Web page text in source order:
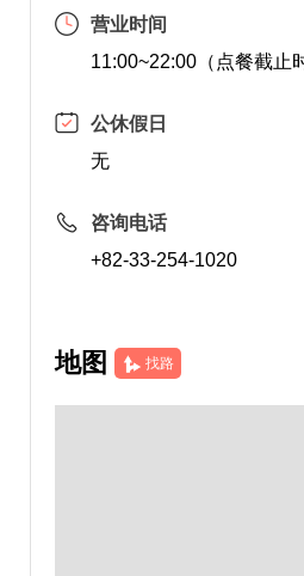
营业时间
11:00~22:00（点餐截止
公休假日
无
咨询电话
+82-33-254-1020
地图 找路